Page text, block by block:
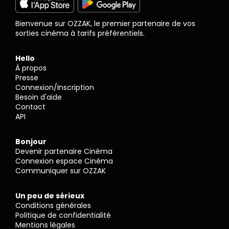
Bienvenue sur OZZAK, le premier partenaire de vos
sorties cinéma à tarifs préférentiels.
Hello
À propos
Presse
Connexion/Inscription
Besoin d'aide
Contact
API
Bonjour
Devenir partenaire Cinéma
Connexion espace Cinéma
Communiquer sur OZZAK
Un peu de sérieux
Conditions générales
Politique de confidentialité
Mentions légales